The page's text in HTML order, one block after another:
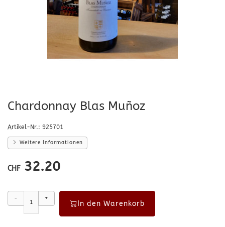
Chardonnay Blas Muñoz
Artikel-Nr.: 925701
Weitere Informationen
CHF 32.20
- +
In den Warenkorb